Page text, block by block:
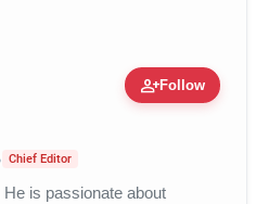
person_addFollow
Official | Verified Expert
Chief Editor
is passionate about